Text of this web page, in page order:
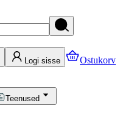
Logi sisse Ostukorv
Teenused